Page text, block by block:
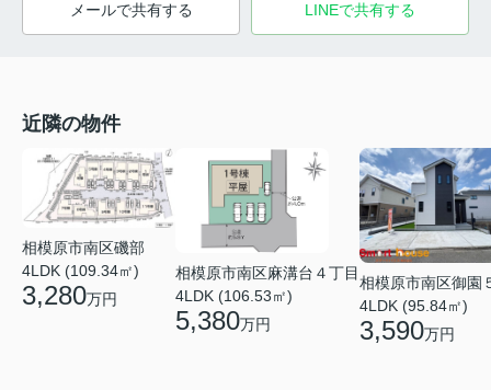
メールで共有する LINEで共有する
近隣の物件
相模原市南区磯部
4LDK (109.34㎡)
3,280万円
相模原市南区麻溝台４丁目
4LDK (106.53㎡)
5,380万円
相模原市南区御園
4LDK (95.84㎡)
3,590万円